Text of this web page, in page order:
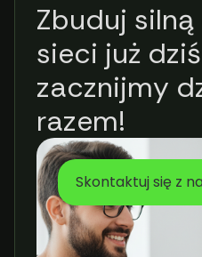
Zbuduj
sieci już
zacznijmy
razem!
Skontaktuj się z